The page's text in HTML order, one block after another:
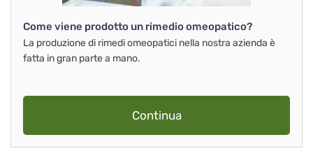
Come viene prodotto un rimedio omeopatico?
La produzione di rimedi omeopatici nella nostra azienda è
fatta in gran parte a mano.
Continua